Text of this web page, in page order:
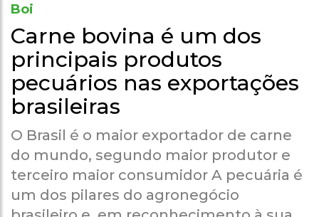
Boi
Carne bovina é um dos
principais produtos
pecuários nas exportações
brasileiras
O Brasil é o maior exportador de carne
do mundo, segundo maior produtor e
terceiro maior consumidor A pecuária é
um dos pilares do agronegócio